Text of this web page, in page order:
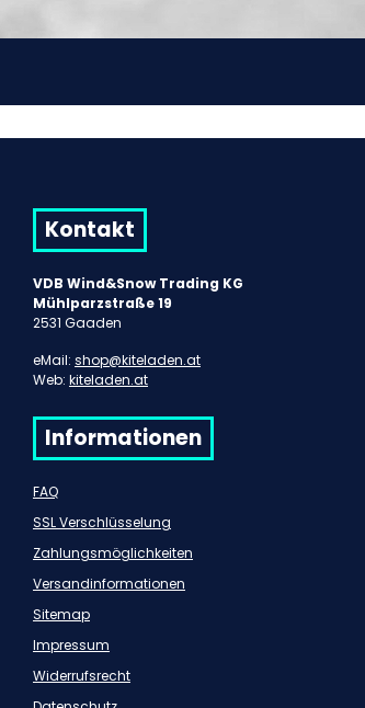
Kontakt
VDB Wind&Snow Trading KG
Mühlparzstraße 19
2531 Gaaden
eMail: shop@kiteladen.at
Web: kiteladen.at
Informationen
FAQ
SSL Verschlüsselung
Zahlungsmöglichkeiten
Versandinformationen
Sitemap
Impressum
Widerrufsrecht